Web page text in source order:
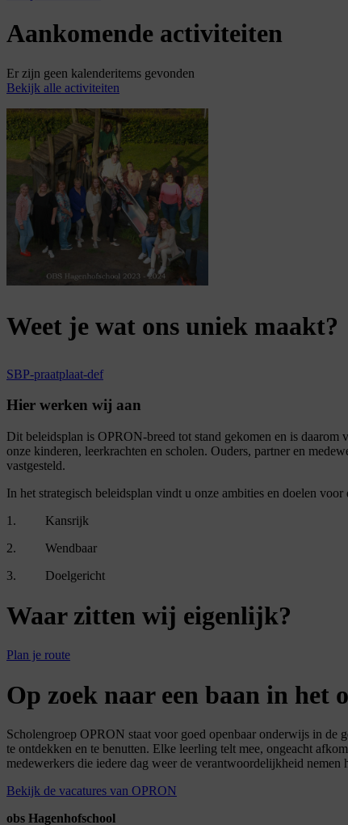
Aankomende activiteiten
Er zijn geen kalenderitems gevonden
Bekijk alle activiteiten
Weet je wat ons uniek maakt?
SBP-praatplaat-def
Hier werken wij aan
Dit beleidsplan is OPRON-breed tot stand gekomen en is
onze kinderen, leerkrachten en scholen. Ouders, partner en
vastgesteld.
In het strategisch beleidsplan vindt u onze ambities en doelen voor
1. Kansrijk
2. Wendbaar
3. Doelgericht
Waar zitten wij eigenlijk?
Plan je route
Op zoek naar een baan in het
Scholengroep OPRON staat voor goed openbaar onderwijs in de
te ontdekken en te benutten. Elke leerling telt mee, ongeacht
medewerkers die iedere dag weer de verantwoordelijkheid nemen
Bekijk de vacatures van OPRON
obs Hagenhofschool